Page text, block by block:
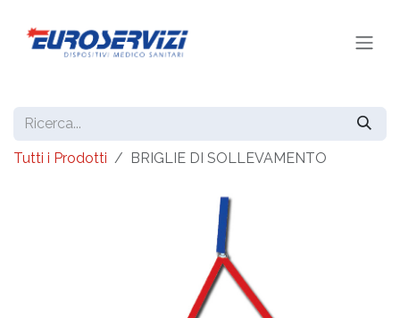
Tutti i Prodotti BRIGLIE DI SOLLEVAMENTO